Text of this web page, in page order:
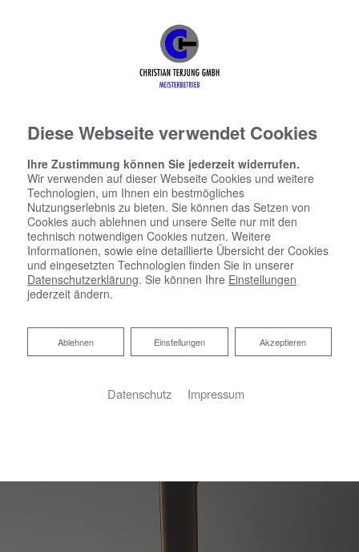
Diese Webseite verwendet Cookies
Ihre Zustimmung können Sie jederzeit widerrufen.
Wir verwenden auf dieser Webseite Cookies und weitere
Technologien, um Ihnen ein bestmögliches
Nutzungserlebnis zu bieten. Sie können das Setzen von
Cookies auch ablehnen und unsere Seite nur mit den
technisch notwendigen Cookies nutzen. Weitere
Informationen, sowie eine detaillierte Übersicht der Cookies
und eingesetzten Technologien finden Sie in unserer
Datenschutzerklärung. Sie können Ihre Einstellungen
jederzeit ändern.
Akzeptieren
Einstellungen
Ablehnen
Ablehnen
Datenschutz Impressum